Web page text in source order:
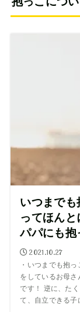
いつまでも
ってほんと
パパにも抱
2021.10.27
・いつまでも抱
をしているお母さ
です！ 逆に、た
て、自立できる子